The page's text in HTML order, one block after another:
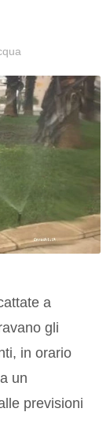
a
gli
in orario
un
previsioni